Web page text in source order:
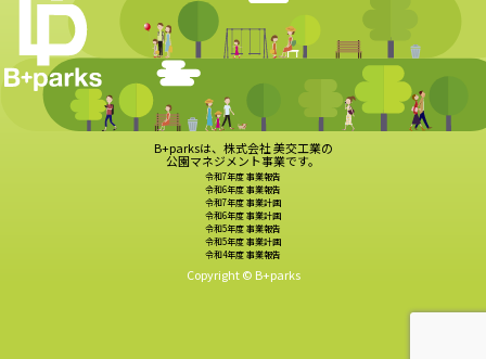
B+parksは、株式会社 美交工業の
公園マネジメント事業です。
令和7年度 事業報告
令和6年度 事業報告
令和7年度 事業計画
令和6年度 事業計画
令和5年度 事業報告
令和5年度 事業計画
令和4年度 事業報告
Copyright © B+parks